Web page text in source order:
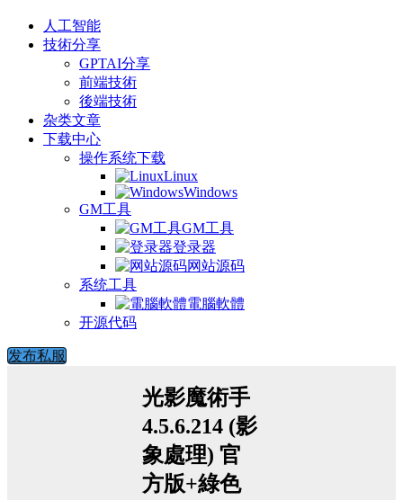
人工智能
技術分享
GPTAI分享
前端技術
後端技術
杂类文章
下载中心
操作系统下载
Linux
Windows
GM工具
GM工具
登录器
网站源码
系统工具
電腦軟體
开源代码
发布私服
光影魔術手
4.5.6.214 (影
象處理) 官
方版+綠色